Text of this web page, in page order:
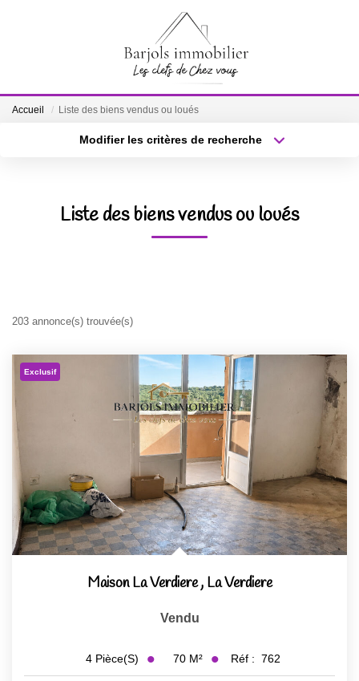
ACCUEIL
ESTIMATION
Accueil Liste des biens vendus ou loués
Modifier les critères de recherche
Surface min Budget max
Liste des biens vendus ou loués
203 annonce(s) trouvée(s)
Exclusif
Maison La Verdiere, La Verdiere
Vendu
4 Pièce(s) 70 M² Réf : 762